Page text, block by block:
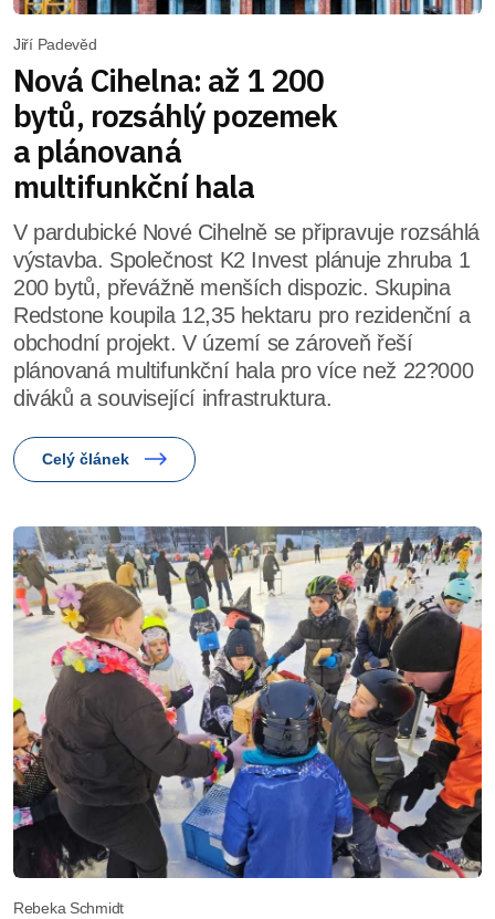
Jiří Padevěd
Nová Cihelna: až 1 200
bytů, rozsáhlý pozemek
a plánovaná
multifunkční hala
V pardubické Nové Cihelně se připravuje rozsáhlá
výstavba. Společnost K2 Invest plánuje zhruba 1
200 bytů, převážně menších dispozic. Skupina
Redstone koupila 12,35 hektaru pro rezidenční a
obchodní projekt. V území se zároveň řeší
plánovaná multifunkční hala pro více než 22?000
diváků a související infrastruktura.
Celý článek
Rebeka Schmidt